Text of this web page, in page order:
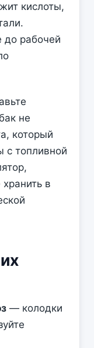
кислоты,
до рабочей
не
который
с топливной
в
— колодки